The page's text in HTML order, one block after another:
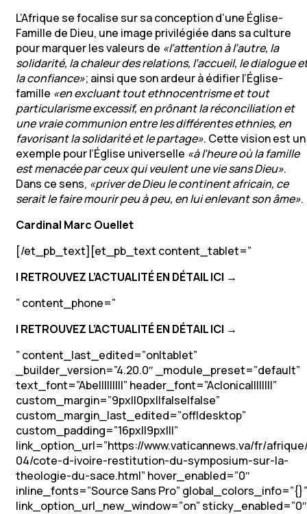
L’Afrique se focalise sur sa conception d’une Église-
Famille de Dieu, une image privilégiée dans sa culture
pour marquer les valeurs de «l’attention à l’autre, la
solidarité, la chaleur des relations, l’accueil, le dialogue
la confiance»; ainsi que son ardeur à édifier l’Église-
famille «en excluant tout ethnocentrisme et tout
particularisme excessif, en prônant la réconciliation et
une vraie communion entre les différentes ethnies, en
favorisant la solidarité et le partage». Cette vision est un
exemple pour l’Église universelle «à l’heure où la famille
est menacée par ceux qui veulent une vie sans Dieu».
Dans ce sens, «priver de Dieu le continent africain, ce
serait le faire mourir peu à peu, en lui enlevant son âme».
Cardinal Marc Ouellet
[/et_pb_text][et_pb_text content_tablet=”
I RETROUVEZ L’ACTUALITÉ EN DÉTAIL ICI →
” content_phone=”
I RETROUVEZ L’ACTUALITÉ EN DÉTAIL ICI →
” content_last_edited=”on|tablet”
_builder_version=”4.20.0″ _module_preset=”default”
text_font=”Abel||||||||” header_font=”Aclonica||||||||”
custom_margin=”9px||0px||false|false”
custom_margin_last_edited=”off|desktop”
custom_padding=”16px||9px|||”
link_option_url=”https://www.vaticannews.va/fr/
04/cote-d-ivoire-restitution-du-symposium-sur-la-
theologie-du-sace.html” hover_enabled=”0″
inline_fonts=”Source Sans Pro” global_colors_info=”{}”
link_option_url_new_window=”on”